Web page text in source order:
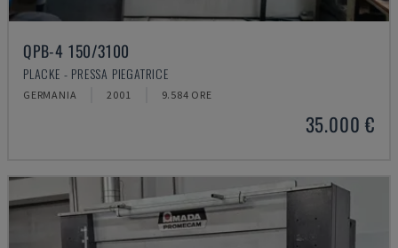
QPB-4 150/3100
PLACKE - PRESSA PIEGATRICE
GERMANIA 2001 9.584 ORE
35.000 €